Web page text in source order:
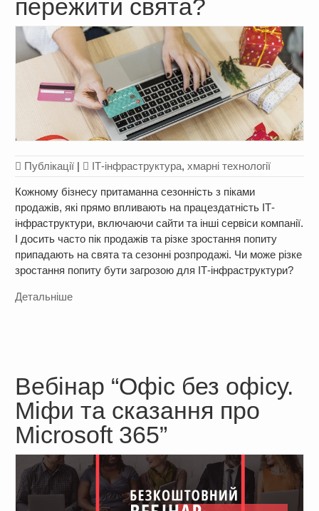
пережити свята?
Публікації | ІТ-інфраструктура,хмарні технології
Кожному бізнесу притаманна сезонність з піками
продажів, які прямо впливають на працездатність ІТ-
інфраструктури, включаючи сайти та інші сервіси компанії.
І досить часто пік продажів та різке зростання попиту
припадають на свята та сезонні розпродажі. Чи може різке
зростання попиту бути загрозою для ІТ-інфраструктури?
Детальніше
Вебінар “Офіс без офісу.
Міфи та сказання про
Microsoft 365”